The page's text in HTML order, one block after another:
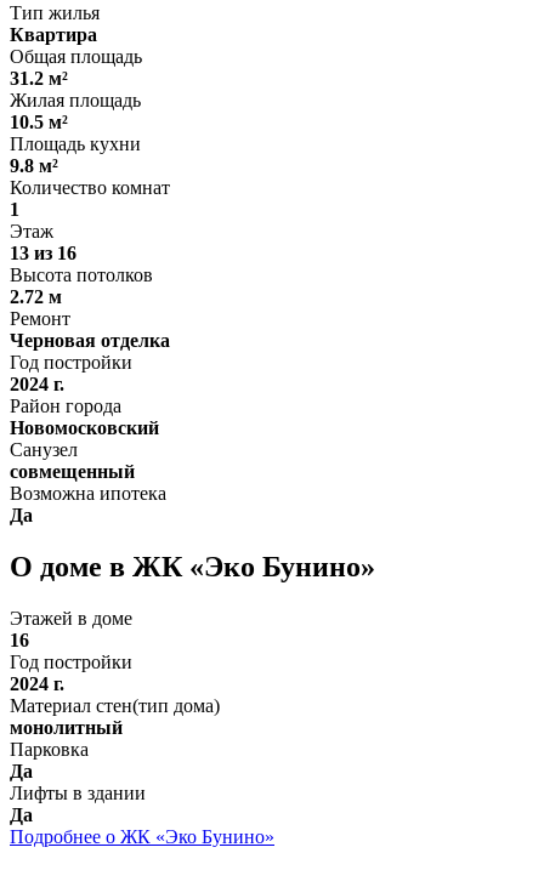
Тип жилья
Квартира
Общая площадь
31.2 м²
Жилая площадь
10.5 м²
Площадь кухни
9.8 м²
Количество комнат
1
Этаж
13 из 16
Высота потолков
2.72 м
Ремонт
Черновая отделка
Год постройки
2024 г.
Район города
Новомосковский
Санузел
совмещенный
Возможна ипотека
Да
О доме в ЖК «Эко Бунино»
Этажей в доме
16
Год постройки
2024 г.
Материал стен(тип дома)
монолитный
Парковка
Да
Лифты в здании
Да
Подробнее о ЖК «Эко Бунино»